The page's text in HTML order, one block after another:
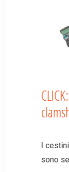
I
sono